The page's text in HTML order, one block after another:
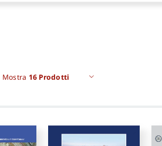
Mostra 16 Prodotti